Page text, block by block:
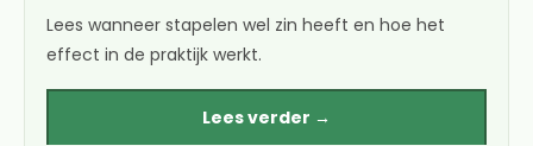
Lees wanneer stapelen wel zin heeft en hoe het
effect in de praktijk werkt.
Lees verder →